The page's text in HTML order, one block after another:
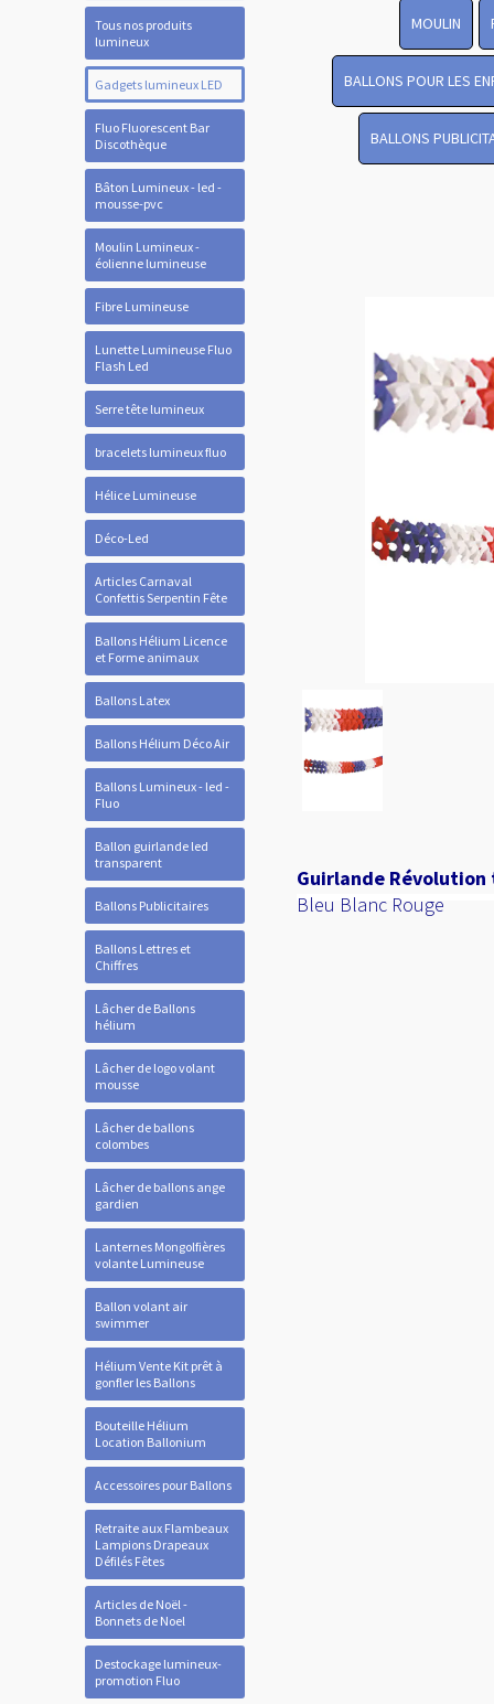
Tous nos produits
lumineux
Gadgets lumineux LED
Fluo Fluorescent Bar
Discothèque
Bâton Lumineux - led -
mousse-pvc
Moulin Lumineux -
éolienne lumineuse
Fibre Lumineuse
Lunette Lumineuse Fluo
Flash Led
Serre tête lumineux
bracelets lumineux fluo
Hélice Lumineuse
Déco-Led
Articles Carnaval
Confettis Serpentin Fête
Ballons Hélium Licence
et Forme animaux
Ballons Latex
Ballons Hélium Déco Air
Ballons Lumineux - led -
Fluo
Ballon guirlande led
transparent
Ballons Publicitaires
Ballons Lettres et
Chiffres
Lâcher de Ballons
hélium
Lâcher de logo volant
mousse
Lâcher de ballons
colombes
Lâcher de ballons ange
gardien
Lanternes Mongolfières
volante Lumineuse
Ballon volant air
swimmer
Hélium Vente Kit prêt à
gonfler les Ballons
Bouteille Hélium
Location Ballonium
Accessoires pour Ballons
Retraite aux Flambeaux
Lampions Drapeaux
Défilés Fêtes
Articles de Noël -
Bonnets de Noel
Destockage lumineux-
promotion Fluo
MOULIN
BALLONS POUR LES
BALLONS
Guirlande Révolution
Bleu Blanc Rouge